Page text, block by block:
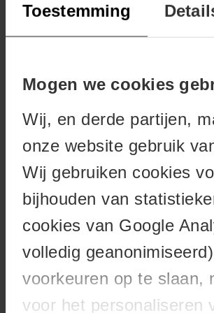
Toestemming
Mogen we cookies
Wij, en derde partijen,
onze website gebruik
Wij gebruiken cookies
bijhouden van
cookies van Google
volledig
voorkeuren op te slaan,
voor het personaliseren
Groot-Brittanië
Höfn
Reykjavik
Selfoss
Vík
Cinque Terre
Corniglia
Manarola